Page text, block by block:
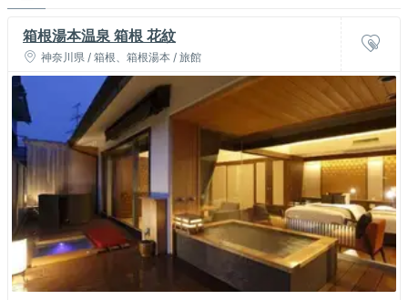
箱根湯本温泉 箱根 花紋
神奈川県 / 箱根、箱根湯本 / 旅館